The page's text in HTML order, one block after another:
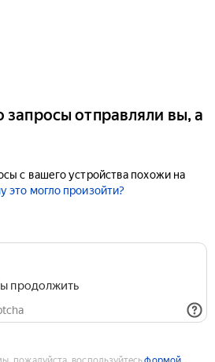
запросы отправляли вы, а
с вашего устройства похожи на
это могло произойти?
продолжить